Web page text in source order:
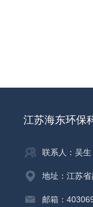
江苏海东环保
联系人：吴生
地址：江苏
邮箱：